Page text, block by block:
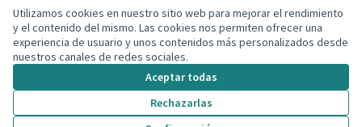
Utilizamos cookies en nuestro sitio web para mejorar el rendimiento
y el contenido del mismo. Las cookies nos permiten ofrecer una
experiencia de usuario y unos contenidos más personalizados desde
nuestros canales de redes sociales.
Aceptar todas
Rechazarlas
Términos y condiciones de uso
Configuración de cookies
Decidim Calafell en X
(Enlace externo)
Decidim Calafell en Facebook
Decidim Calafell en YouTube
Decidim Calafell en GitHub
(Enlace externo)
Con licencia
(Enlace